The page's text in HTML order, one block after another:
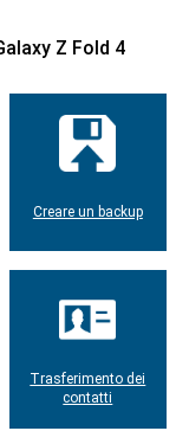
Z Fold 4
Creare un backup
Trasferimento dei
contatti